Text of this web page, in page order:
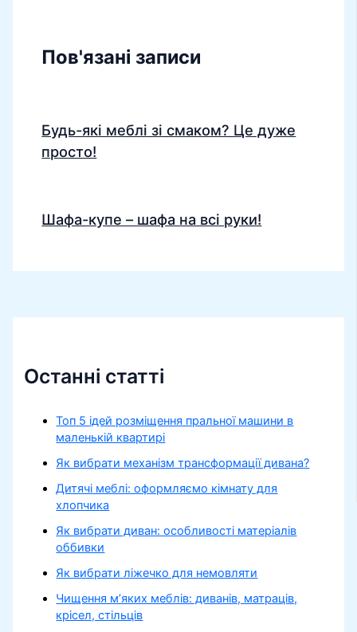
Пов'язані записи
Будь-які меблі зі смаком? Це дуже
просто!
Шафа-купе – шафа на всі руки!
Останні статті
Топ 5 ідей розміщення пральної машини в
маленькій квартирі
Як вибрати механізм трансформації дивана?
Дитячі меблі: оформляємо кімнату для
хлопчика
Як вибрати диван: особливості матеріалів
оббивки
Як вибрати ліжечко для немовляти
Чищення м’яких меблів: диванів, матраців,
крісел, стільців